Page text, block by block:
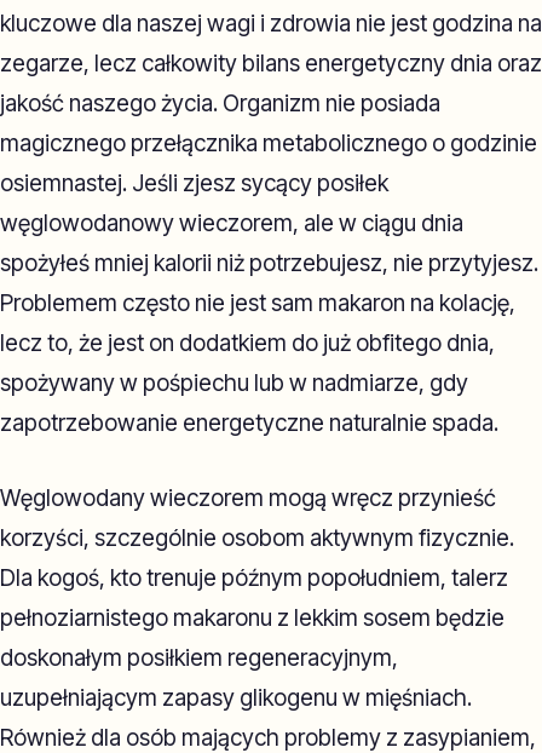
kluczowe dla naszej wagi i zdrowia nie jest godzina na
zegarze, lecz całkowity bilans energetyczny dnia oraz
jakość naszego życia. Organizm nie posiada
magicznego przełącznika metabolicznego o godzinie
osiemnastej. Jeśli zjesz sycący posiłek
węglowodanowy wieczorem, ale w ciągu dnia
spożyłeś mniej kalorii niż potrzebujesz, nie przytyjesz.
Problemem często nie jest sam makaron na kolację,
lecz to, że jest on dodatkiem do już obfitego dnia,
spożywany w pośpiechu lub w nadmiarze, gdy
zapotrzebowanie energetyczne naturalnie spada.
Węglowodany wieczorem mogą wręcz przynieść
korzyści, szczególnie osobom aktywnym fizycznie.
Dla kogoś, kto trenuje późnym popołudniem, talerz
pełnoziarnistego makaronu z lekkim sosem będzie
doskonałym posiłkiem regeneracyjnym,
uzupełniającym zapasy glikogenu w mięśniach.
Również dla osób mających problemy z zasypianiem,